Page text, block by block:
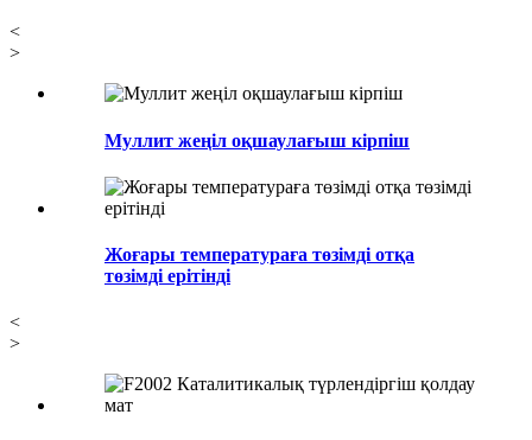
<
>
Муллит жеңіл оқшаулағыш кірпіш
Жоғары температураға төзімді отқа
төзімді ерітінді
<
>